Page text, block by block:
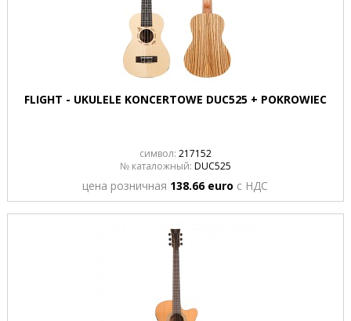
FLIGHT - UKULELE KONCERTOWE DUC525 + POKROWIEC
символ: 217152
№ каталожный: DUC525
цена розничная 138.66 euro с НДС